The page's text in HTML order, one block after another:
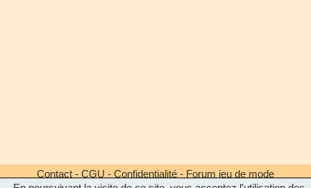
Contact - CGU - Confidentialité - Forum jeu de mode